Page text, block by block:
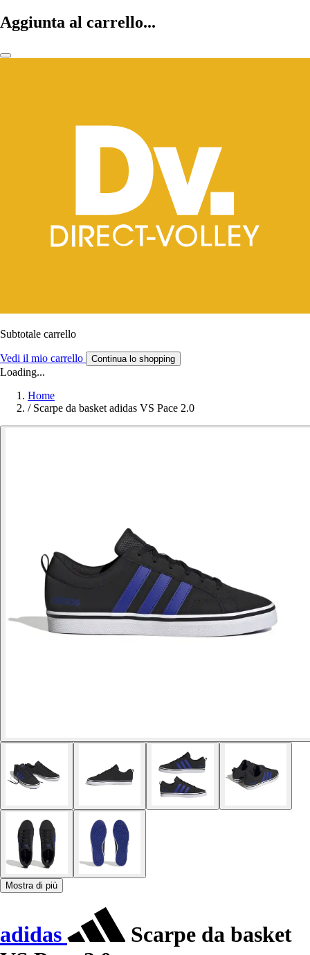
Aggiunta al carrello...
Subtotale carrello
Vedi il mio carrello Continua lo shopping
Loading...
Home
/ Scarpe da basket adidas VS Pace 2.0
Mostra di più
adidas
Scarpe da basket